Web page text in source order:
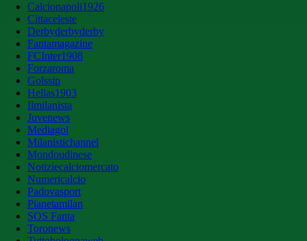
Calcionapoli1926
Cittaceleste
Derbyderbyderby
Fantamagazine
FCInter1908
Forzaroma
Golssip
Hellas1903
Ilmilanista
Juvenews
Mediagol
Milanistichannel
Mondoudinese
Notiziecalciomercato
Numericalcio
Padovasport
Pianetamilan
SOS Fanta
Toronews